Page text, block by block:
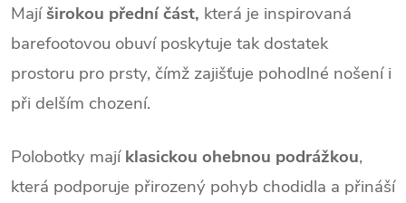
Majíširokou přední část, která je inspirovaná
barefootovou obuví poskytuje tak dostatek
prostoru pro prsty, čímž zajišťuje pohodlné nošení i
při delším chození.
Polobotky majíklasickou ohebnou podrážkou,
která podporuje přirozený pohyb chodidla a přináší